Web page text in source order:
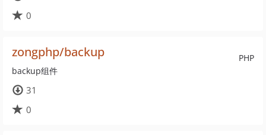
0
PHP
zongphp/backup
backup组件
31
0